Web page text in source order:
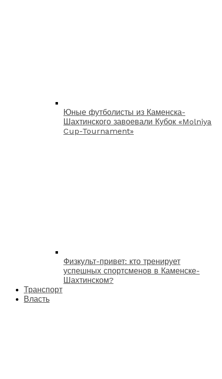
Юные футболисты из Каменска-
Шахтинского завоевали Кубок «Molniya
Cup-Tournament»
Физкульт-привет: кто тренирует
успешных спортсменов в Каменске-
Шахтинском?
Транспорт
Власть